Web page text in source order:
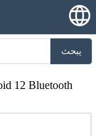
يبحث